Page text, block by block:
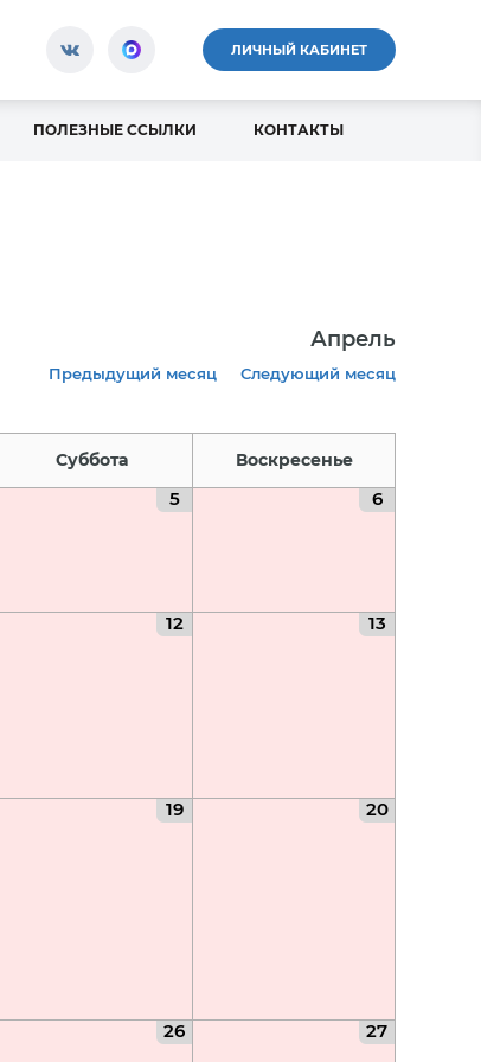
ЛИЧНЫЙ КАБИНЕТ
ПОЛЕЗНЫЕ ССЫЛКИ КОНТАКТЫ
Апрель
Предыдущий месяц Следующий месяц
Суббота Воскресенье
5 6
12 13
19 20
26 27